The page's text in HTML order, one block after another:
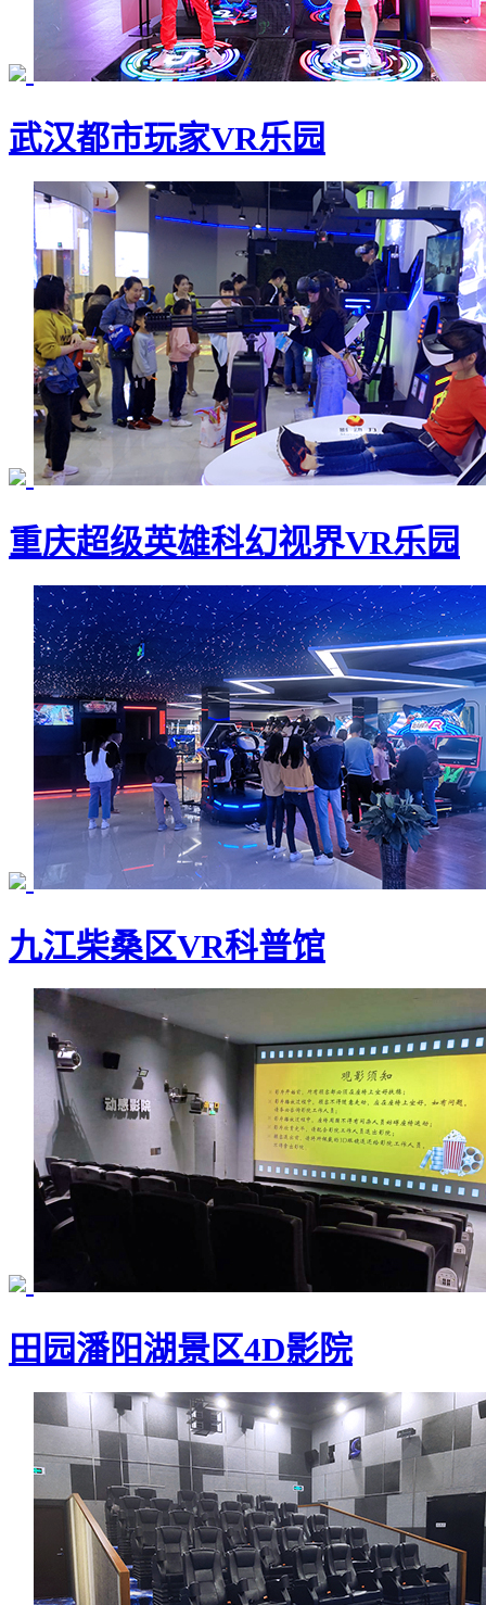
武汉都市玩家VR乐园
重庆超级英雄科幻视界VR乐园
九江柴桑区VR科普馆
田园潘阳湖景区4D影院